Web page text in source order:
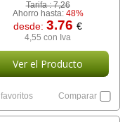
Tarifa :7,26
Ahorro hasta: 48%
desde:3.76€
4,55 con Iva
Ver el Producto
favoritos Comparar